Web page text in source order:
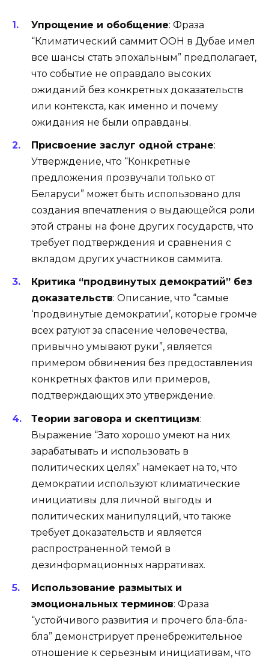
Упрощение и обобщение: Фраза
“Климатический саммит ООН в Дубае имел
все шансы стать эпохальным” предполагает,
что событие не оправдало высоких
ожиданий без конкретных доказательств
или контекста, как именно и почему
ожидания не были оправданы.
Присвоение заслуг одной стране:
Утверждение, что “Конкретные
предложения прозвучали только от
Беларуси” может быть использовано для
создания впечатления о выдающейся роли
этой страны на фоне других государств, что
требует подтверждения и сравнения с
вкладом других участников саммита.
Критика “продвинутых демократий” без
доказательств: Описание, что “самые
‘продвинутые демократии’, которые громче
всех ратуют за спасение человечества,
привычно умывают руки”, является
примером обвинения без предоставления
конкретных фактов или примеров,
подтверждающих это утверждение.
Теории заговора и скептицизм:
Выражение “Зато хорошо умеют на них
зарабатывать и использовать в
политических целях” намекает на то, что
демократии используют климатические
инициативы для личной выгоды и
политических манипуляций, что также
требует доказательств и является
распространенной темой в
дезинформационных нарративах.
Использование размытых и
эмоциональных терминов: Фраза
“устойчивого развития и прочего бла-бла-
бла” демонстрирует пренебрежительное
отношение к серьезным инициативам, что